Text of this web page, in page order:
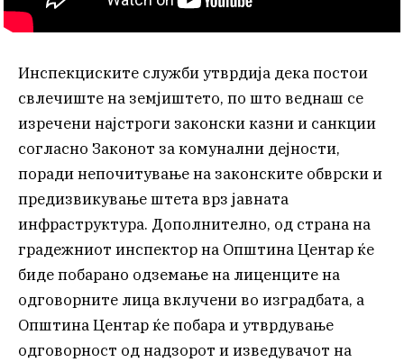
Инспекциските служби утврдија дека постои
свлечиште на земјиштето, по што веднаш се
изречени најстроги законски казни и санкции
согласно Законот за комунални дејности,
поради непочитување на законските обврски и
предизвикување штета врз јавната
инфраструктура. Дополнително, од страна на
градежниот инспектор на Општина Центар ќе
биде побарано одземање на лиценците на
одговорните лица вклучени во изградбата, а
Општина Центар ќе побара и утврдување
одговорност од надзорот и изведувачот на